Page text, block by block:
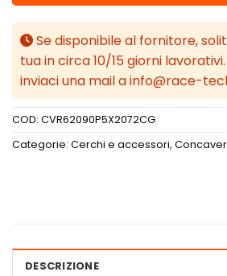
Se disponibile al fornitore,
tua in circa 10/15 giorni
inviaci una mail a info@race-
COD: CVR62090P5X2072CG
Categorie: Cerchi e accessori, Concaver
DESCRIZIONE